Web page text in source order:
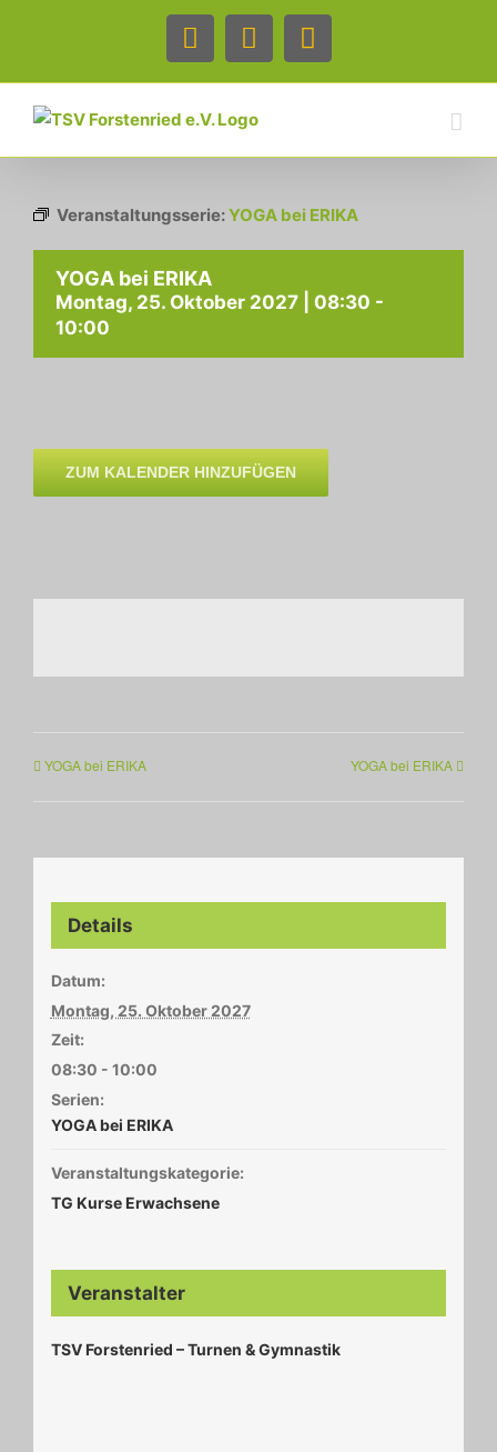
FacebookInstagram
Telefon
Veranstaltungsserie:YOGA bei ERIKA
YOGA bei ERIKA
Montag, 25. Oktober 2027 | 08:30 -
10:00
ZUM KALENDER HINZUFÜGEN
YOGA bei ERIKA YOGA bei ERIKA
Details
Datum:
Montag, 25. Oktober 2027
Zeit:
08:30 - 10:00
Serien:
YOGA bei ERIKA
Veranstaltungskategorie:
TG Kurse Erwachsene
Veranstalter
TSV Forstenried – Turnen & Gymnastik